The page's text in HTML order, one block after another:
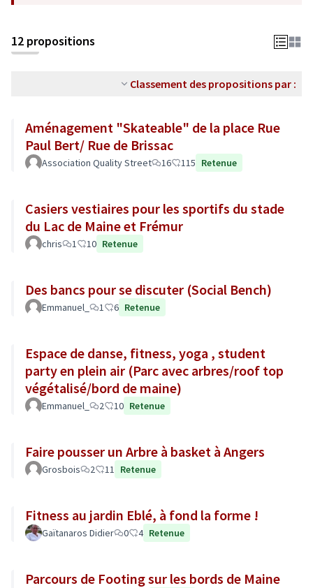
12 propositions
Classement des propositions par :
Aménagement "Skateable" de la place Rue
Paul Bert/ Rue de Brissac
Association Quality Street 16 115 Retenue
Casiers vestiaires pour les sportifs du stade
du Lac de Maine et Frémur
chris 1 10 Retenue
Des bancs pour se discuter (Social Bench)
Emmanuel_ 1 6 Retenue
Espace de danse, fitness, yoga , student
party en plein air (Parc avec arbres/roof top
végétalisé/bord de maine)
Emmanuel_ 2 10 Retenue
Faire pousser un Arbre à basket à Angers
Grosbois 2 11 Retenue
Fitness au jardin Eblé, à fond la forme !
Gaïtanaros Didier 0 4 Retenue
Parcours de Footing sur les bords de Maine